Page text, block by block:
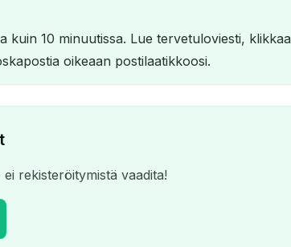
kuin 10 minuutissa. Lue tervetuloviesti, klikkaa
oikeaan postilaatikkoosi.
rekisteröitymistä vaadita!